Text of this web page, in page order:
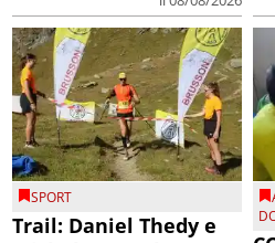
SPORT
Trail: Daniel Thedy e